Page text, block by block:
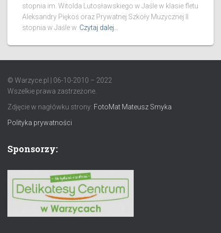
stopnia im. Witolda Lutosławskiego w Jaśle w klasie fletu
Aleksandry Piękoś oraz Prywatnej Szkoły Muzycznej II
stopnia w Jaśle w Czytaj dalej…
© Warzyce.pl | 06-10-2010 – 2022
Wszelkie prawa zastrzeżone.
Zdjęcie w nagłówku strony: FotoMat Mateusz Smyka
Polityka prywatności
Sponsorzy: